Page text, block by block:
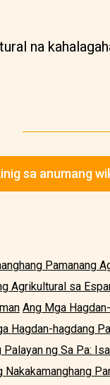
na
sa anumang
Pamanang
Agrikultural sa
Ang Mga
Hagdan-hagdang
ng Sa Pa: